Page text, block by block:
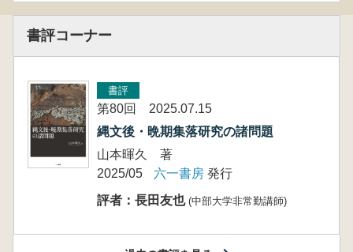
書評コーナー
書評
第80回 2025.07.15
縄文後・晩期集落研究の諸問題
山本暉久 著
2025/05
六一書房 発行
評者：長田友也 (中部大学非常勤講師)